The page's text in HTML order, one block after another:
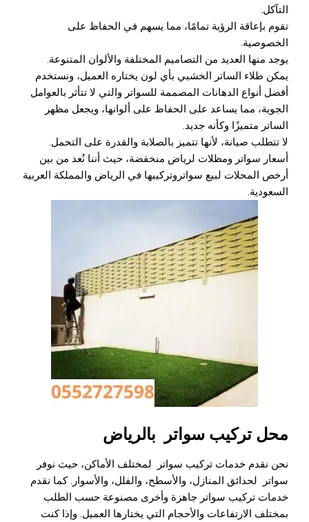
التآكل.
تقوم بإعاقة الرؤية تمامًا، مما يسهم في الحفاظ على
الخصوصية.
يوجد منها العديد من التصاميم المختلفة والألوان المتنوعة.
يمكن طلاء الساتر الخشبي بأي لون يختاره العميل، ونستخدم
أفضل أنواع الدهانات المصممة للسواتر والتي لا تتأثر بالعوامل
الجوية، مما يساعد على الحفاظ على ألوانها، ويجعل مظهر
الساتر متميزًا وكأنه جديد.
لا تتطلب صيانة، لأنها تتميز بالصلابة والقدرة على التحمل.
أسعار سواتر ومظلات لرياض منخفضة، حيث أننا نُعد من بين
أرخص المحلات لبيع سواتروتركيبها في الرياض والمملكة العربية
السعودية.
محل تركيب سواتر بالرياض
نحن نقدم خدمات تركيب سواتر لمختلف الأماكن، حيث نوفر
سواتر لحدائق المنازل، والأسطح، والفلل، والأسوار. كما نقدم
خدمات تركيب سواتر جاهزة وأخرى مصنوعة حسب الطلب
بمختلف الارتفاعات والأحجام التي يختارها العميل. وإذا كنت